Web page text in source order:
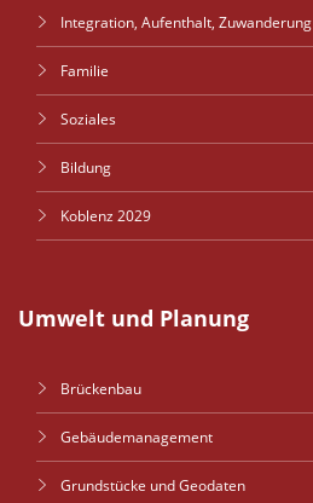
Integration, Aufenthalt, Zuwanderung
Familie
Soziales
Bildung
Koblenz 2029
Umwelt und Planung
Brückenbau
Gebäudemanagement
Grundstücke und Geodaten